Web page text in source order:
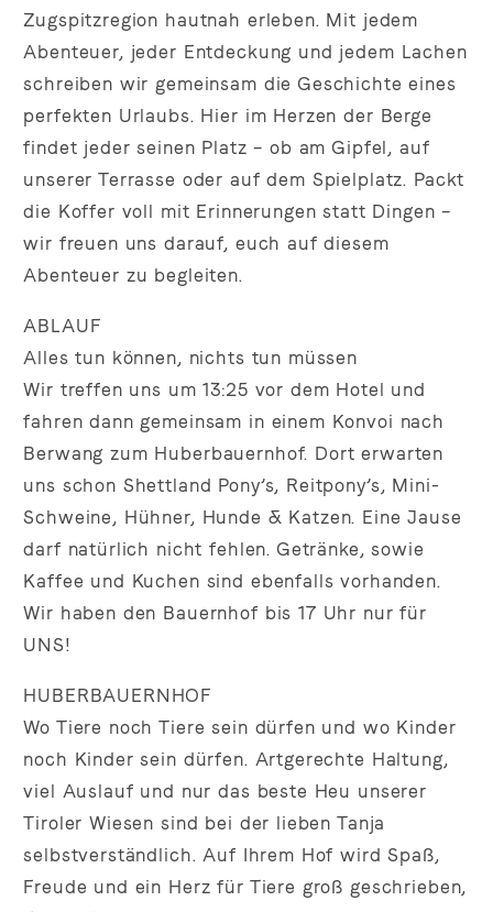
Zugspitzregion hautnah erleben. Mit jedem
Abenteuer, jeder Entdeckung und jedem Lachen
schreiben wir gemeinsam die Geschichte eines
perfekten Urlaubs. Hier im Herzen der Berge
findet jeder seinen Platz – ob am Gipfel, auf
unserer Terrasse oder auf dem Spielplatz. Packt
die Koffer voll mit Erinnerungen statt Dingen –
wir freuen uns darauf, euch auf diesem
Abenteuer zu begleiten.
ABLAUF
Alles tun können, nichts tun müssen
Wir treffen uns um 13:25 vor dem Hotel und
fahren dann gemeinsam in einem Konvoi nach
Berwang zum Huberbauernhof. Dort erwarten
uns schon Shettland Pony’s, Reitpony’s, Mini-
Schweine, Hühner, Hunde & Katzen. Eine Jause
darf natürlich nicht fehlen. Getränke, sowie
Kaffee und Kuchen sind ebenfalls vorhanden.
Wir haben den Bauernhof bis 17 Uhr nur für
UNS!
HUBERBAUERNHOF
Wo Tiere noch Tiere sein dürfen und wo Kinder
noch Kinder sein dürfen. Artgerechte Haltung,
viel Auslauf und nur das beste Heu unserer
Tiroler Wiesen sind bei der lieben Tanja
selbstverständlich. Auf Ihrem Hof wird Spaß,
Freude und ein Herz für Tiere groß geschrieben,